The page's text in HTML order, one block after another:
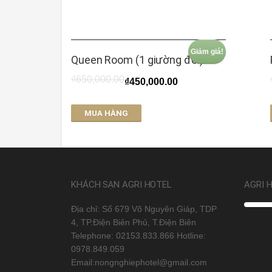
Giảm giá!
Queen Room (1 giường đôi)
₫650,000.00₫450,000.00
MUA HÀNG
KHÁCH SẠN AGRI HOTEL
Địa chỉ: Số 679 Võ Nguyên Giáp, TDP
4, TP.Điện Biên Phủ, T.Điện Biên
Telephone: 02153.833.866 Hotline:
0978.849.059
Email:nongnghiephotel@gmail.com
AGRI